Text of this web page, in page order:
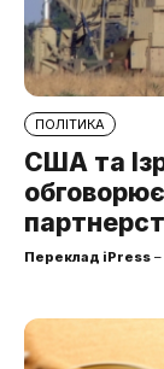
ПОЛІТИКА
США та
Переклад iPress